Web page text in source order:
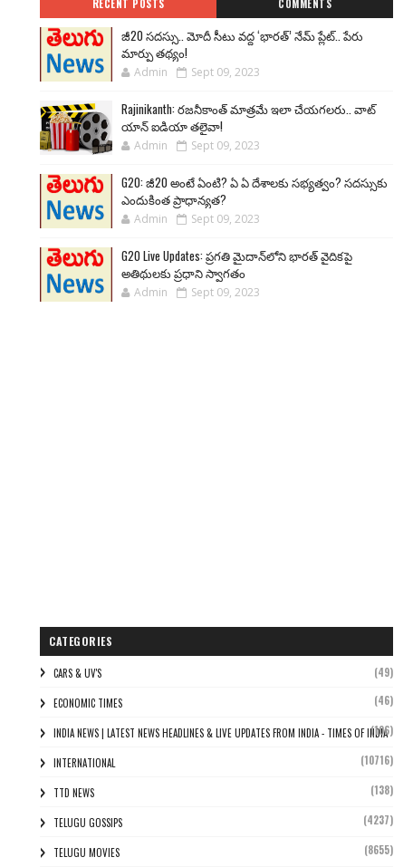
RECENT POSTS COMMENTS
జీ20 సదస్సు.. మోదీ సీటు వద్ద ‘భారత్’ నేమ్ ప్లేట్‌.. పేరు
మార్పు తథ్యం!
Admin Sept 09, 2023
Rajinikanth: రజనీకాంత్ మాత్రమే ఇలా చేయగలరు.. వాట్
యాన్ ఐడియా తలైవా!
Admin Sept 09, 2023
G20: జీ20 అంటే ఏంటి? ఏ ఏ దేశాలకు సభ్యత్వం? సదస్సుకు
ఎందుకింత ప్రాధాన్యత?
Admin Sept 09, 2023
G20 Live Updates: ప్రగతి మైదాన్‌లోని భారత్ వైదికపై
అతిథులకు ప్రధాని స్వాగతం
Admin Sept 09, 2023
CATEGORIES
CARS & UV'S (49)
ECONOMIC TIMES (46)
INDIA NEWS | LATEST NEWS HEADLINES & LIVE UPDATES FROM INDIA - TIMES OF INDIA
(106)
INTERNATIONAL (10716)
TTD NEWS (138)
TELUGU GOSSIPS (4237)
TELUGU MOVIES (8655)